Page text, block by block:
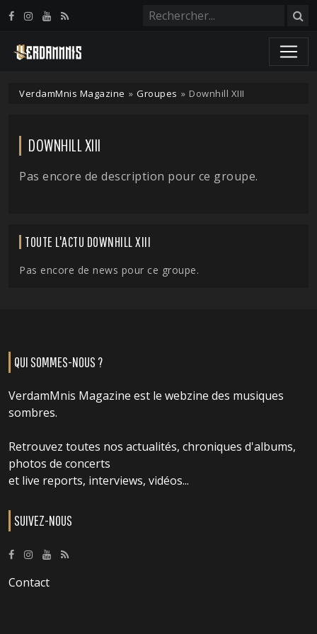
VerdamMnis Magazine » Groupes » Downhill XIII
DOWNHILL XIII
Pas encore de description pour ce groupe.
TOUTE L'ACTU DOWNHILL XIII
Pas encore de news pour ce groupe.
QUI SOMMES-NOUS ?
VerdamMnis Magazine est le webzine des musiques
sombres.
Retrouvez toutes nos actualités, chroniques d'albums,
photos de concerts
et live reports, interviews, vidéos...
SUIVEZ-NOUS
Contact
Panneau de gestion des cookies